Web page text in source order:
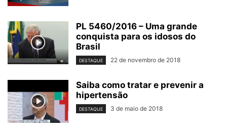
PL 5460/2016 – Uma grande
conquista para os idosos do
Brasil
DESTAQUE 22 de novembro de 2018
Saiba como tratar e prevenir a
hipertensão
DESTAQUE 3 de maio de 2018